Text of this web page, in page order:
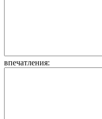
впечатления: